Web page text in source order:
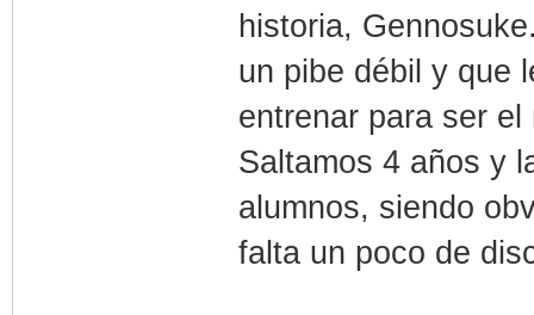
historia,
un pibe débil y que
entrenar para ser
Saltamos 4 años y
alumnos, siendo
falta un poco de